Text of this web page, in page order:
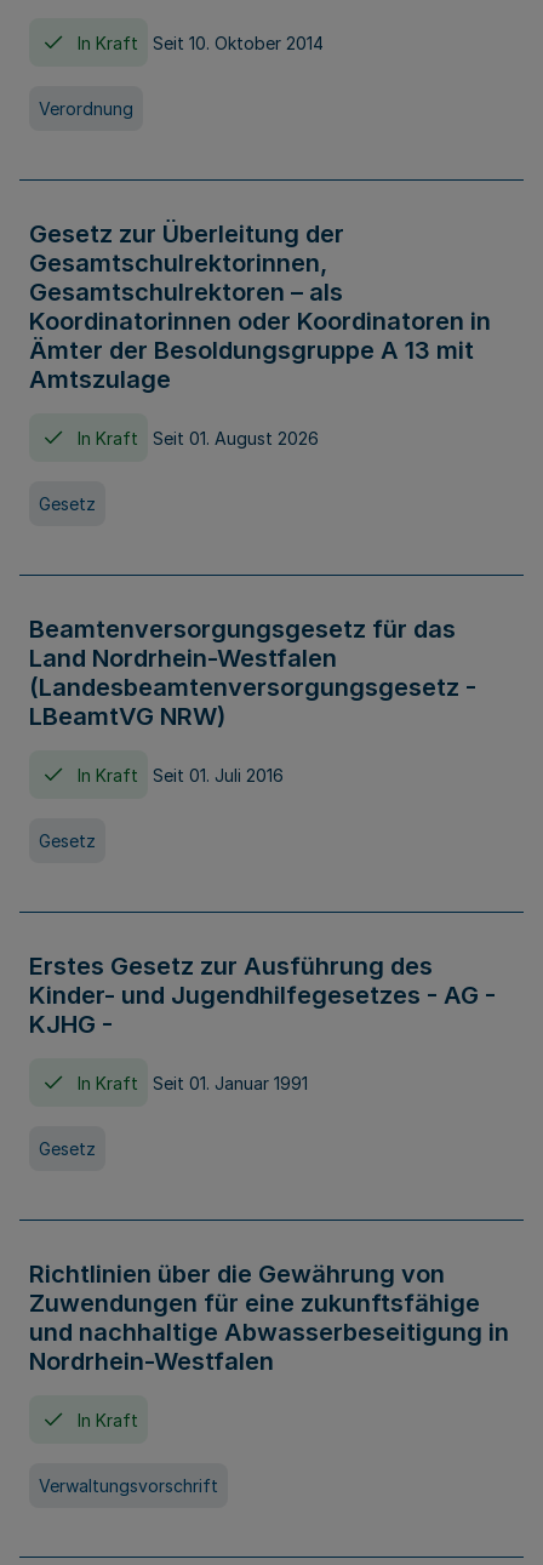
In Kraft Seit 10. Oktober 2014
Verordnung
Gesetz zur Überleitung der
Gesamtschulrektorinnen,
Gesamtschulrektoren – als
Koordinatorinnen oder Koordinatoren in
Ämter der Besoldungsgruppe A 13 mit
Amtszulage
In Kraft Seit 01. August 2026
Gesetz
Beamtenversorgungsgesetz für das
Land Nordrhein-Westfalen
(Landesbeamtenversorgungsgesetz -
LBeamtVG NRW)
In Kraft Seit 01. Juli 2016
Gesetz
Erstes Gesetz zur Ausführung des
Kinder- und Jugendhilfegesetzes - AG -
KJHG -
In Kraft Seit 01. Januar 1991
Gesetz
Richtlinien über die Gewährung von
Zuwendungen für eine zukunftsfähige
und nachhaltige Abwasserbeseitigung in
Nordrhein-Westfalen
In Kraft
Verwaltungsvorschrift